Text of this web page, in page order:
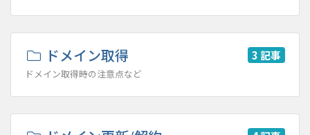
3 記事
ドメイン取得
ドメイン取得時の注意点など